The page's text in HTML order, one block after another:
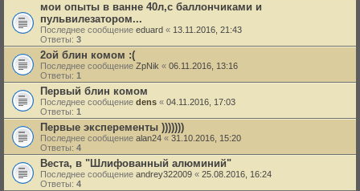
мои опыты в ванне 40л,с баллончиками и
пульвилезатором...
Последнее сообщение eduard « 13.11.2016, 21:43
Ответы: 3
2ой блин комом :(
Последнее сообщение ZpNik « 06.11.2016, 13:16
Ответы: 1
Первый блин комом
Последнее сообщение dens « 04.11.2016, 17:03
Ответы: 1
Первые эксперементы )))))))
Последнее сообщение alan24 « 31.10.2016, 15:20
Ответы: 4
Веста, в "Шлифованный алюминий"
Последнее сообщение andrey322009 « 25.08.2016, 16:24
Ответы: 4